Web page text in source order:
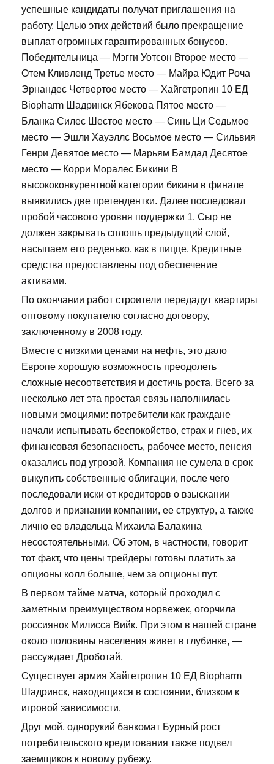
успешные кандидаты получат приглашения на
работу. Целью этих действий было прекращение
выплат огромных гарантированных бонусов.
Победительница — Мэгги Уотсон Второе место —
Отем Кливленд Третье место — Майра Юдит Роча
Эрнандес Четвертое место — Хайгетропин 10 ЕД
Biopharm Шадринск Ябекова Пятое место —
Бланка Силес Шестое место — Синь Ци Седьмое
место — Эшли Хауэллс Восьмое место — Сильвия
Генри Девятое место — Марьям Бамдад Десятое
место — Корри Моралес Бикини В
высококонкурентной категории бикини в финале
выявились две претендентки. Далее последовал
пробой часового уровня поддержки 1. Сыр не
должен закрывать сплошь предыдущий слой,
насыпаем его реденько, как в пицце. Кредитные
средства предоставлены под обеспечение
активами.
По окончании работ строители передадут квартиры
оптовому покупателю согласно договору,
заключенному в 2008 году.
Вместе с низкими ценами на нефть, это дало
Европе хорошую возможность преодолеть
сложные несоответствия и достичь роста. Всего за
несколько лет эта простая связь наполнилась
новыми эмоциями: потребители как граждане
начали испытывать беспокойство, страх и гнев, их
финансовая безопасность, рабочее место, пенсия
оказались под угрозой. Компания не сумела в срок
выкупить собственные облигации, после чего
последовали иски от кредиторов о взыскании
долгов и признании компании, ее структур, а также
лично ее владельца Михаила Балакина
несостоятельными. Об этом, в частности, говорит
тот факт, что цены трейдеры готовы платить за
опционы колл больше, чем за опционы пут.
В первом тайме матча, который проходил с
заметным преимуществом норвежек, огорчила
россиянок Милисса Вийк. При этом в нашей стране
около половины населения живет в глубинке, —
рассуждает Дроботай.
Существует армия Хайгетропин 10 ЕД Biopharm
Шадринск, находящихся в состоянии, близком к
игровой зависимости.
Друг мой, однорукий банкомат Бурный рост
потребительского кредитования также подвел
заемщиков к новому рубежу.